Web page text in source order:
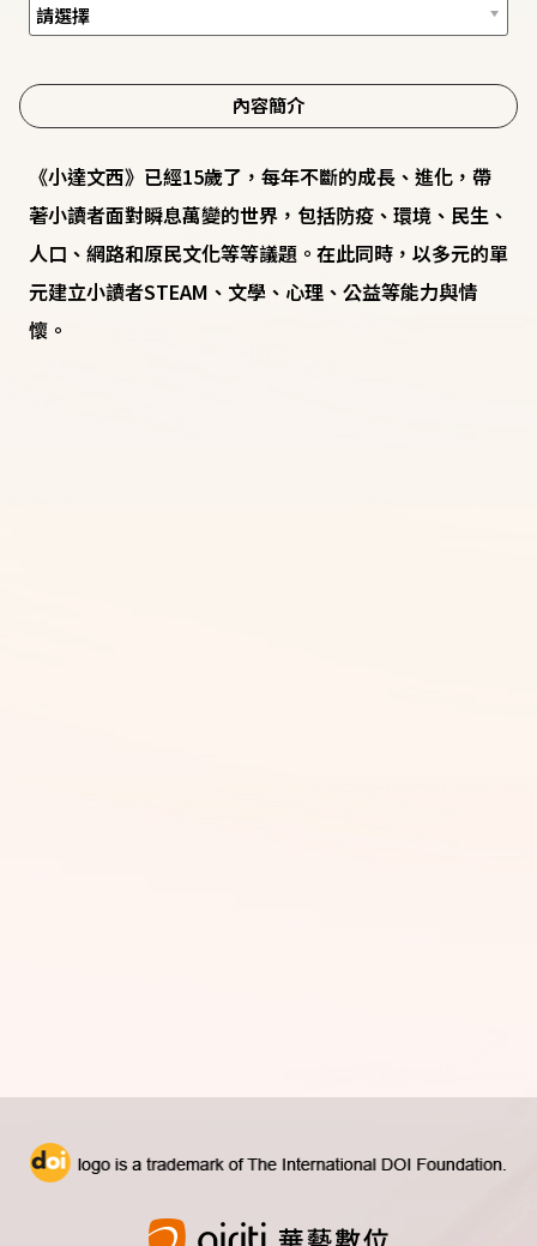
內容簡介
《小達文西》已經15歲了，每年不斷的成長、進化，帶
著小讀者面對瞬息萬變的世界，包括防疫、環境、民生、
人口、網路和原民文化等等議題。在此同時，以多元的單
元建立小讀者STEAM、文學、心理、公益等能力與情
懷。